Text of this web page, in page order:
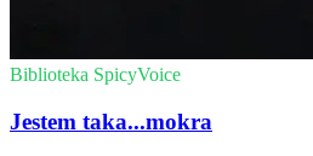
Biblioteka SpicyVoice
Jestem taka...mokra